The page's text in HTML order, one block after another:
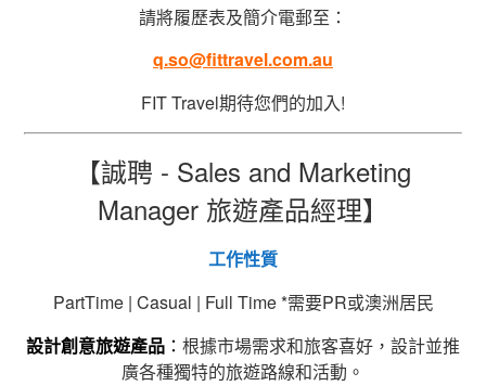
請將履歷表及簡介電郵至：
q.so@fittravel.com.au
FIT Travel期待您們的加入!
【誠聘 - Sales and Marketing
Manager 旅遊產品經理】
工作性質
PartTime | Casual | Full Time *需要PR或澳洲居民
設計創意旅遊產品 ： 根據市場需求和旅客喜好，設計並推
廣各種獨特的旅遊路線和活動。